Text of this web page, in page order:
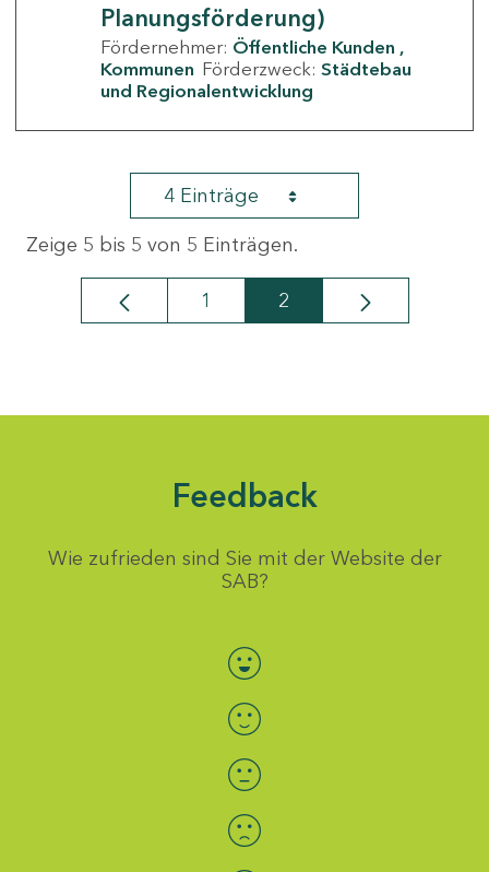
Planungsförderung)
Fördernehmer: Öffentliche Kunden
Kommunen Förderzweck: Städtebau
und Regionalentwicklung
4 Einträge
Zeige 5 bis 5 von 5 Einträgen.
Seite
1 Seite
2
Feedback
Wie zufrieden sind Sie mit der Website der
SAB?
Bewertung auswählen